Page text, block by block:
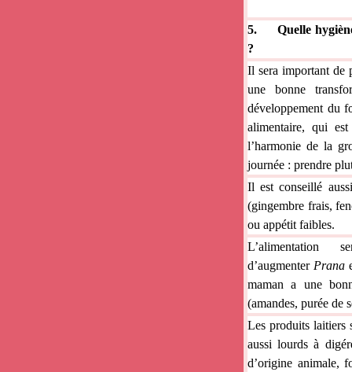
5.Quelle
?
Il sera important de
une bonne
développement du
alimentaire, qui
l’harmonie de la
journée : prendre
Il est conseillé
(gingembre frais,
ou appétit faibles.
L’alimentation
d’augmenter Prana
maman a une
(amandes, purée de
Les produits laitiers
aussi lourds à
d’origine animale,